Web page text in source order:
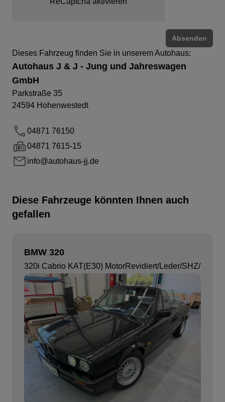
Absenden
Dieses Fahrzeug finden Sie in unserem Autohaus:
Autohaus J & J - Jung und Jahreswagen
GmbH
Parkstraße 35
24594 Hohenwestedt
04871 76150
04871 7615-15
info@autohaus-jj.de
Diese Fahrzeuge könnten Ihnen auch
gefallen
BMW 320
320i Cabrio KAT(E30) MotorRevidiert/Leder/SHZ/